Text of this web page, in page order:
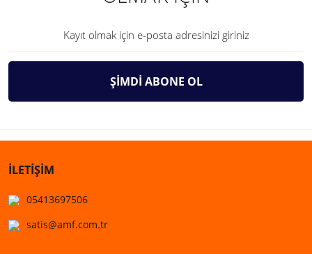
ŞİMDİ ABONE OL
İLETİŞİM
05413697506
satis@amf.com.tr